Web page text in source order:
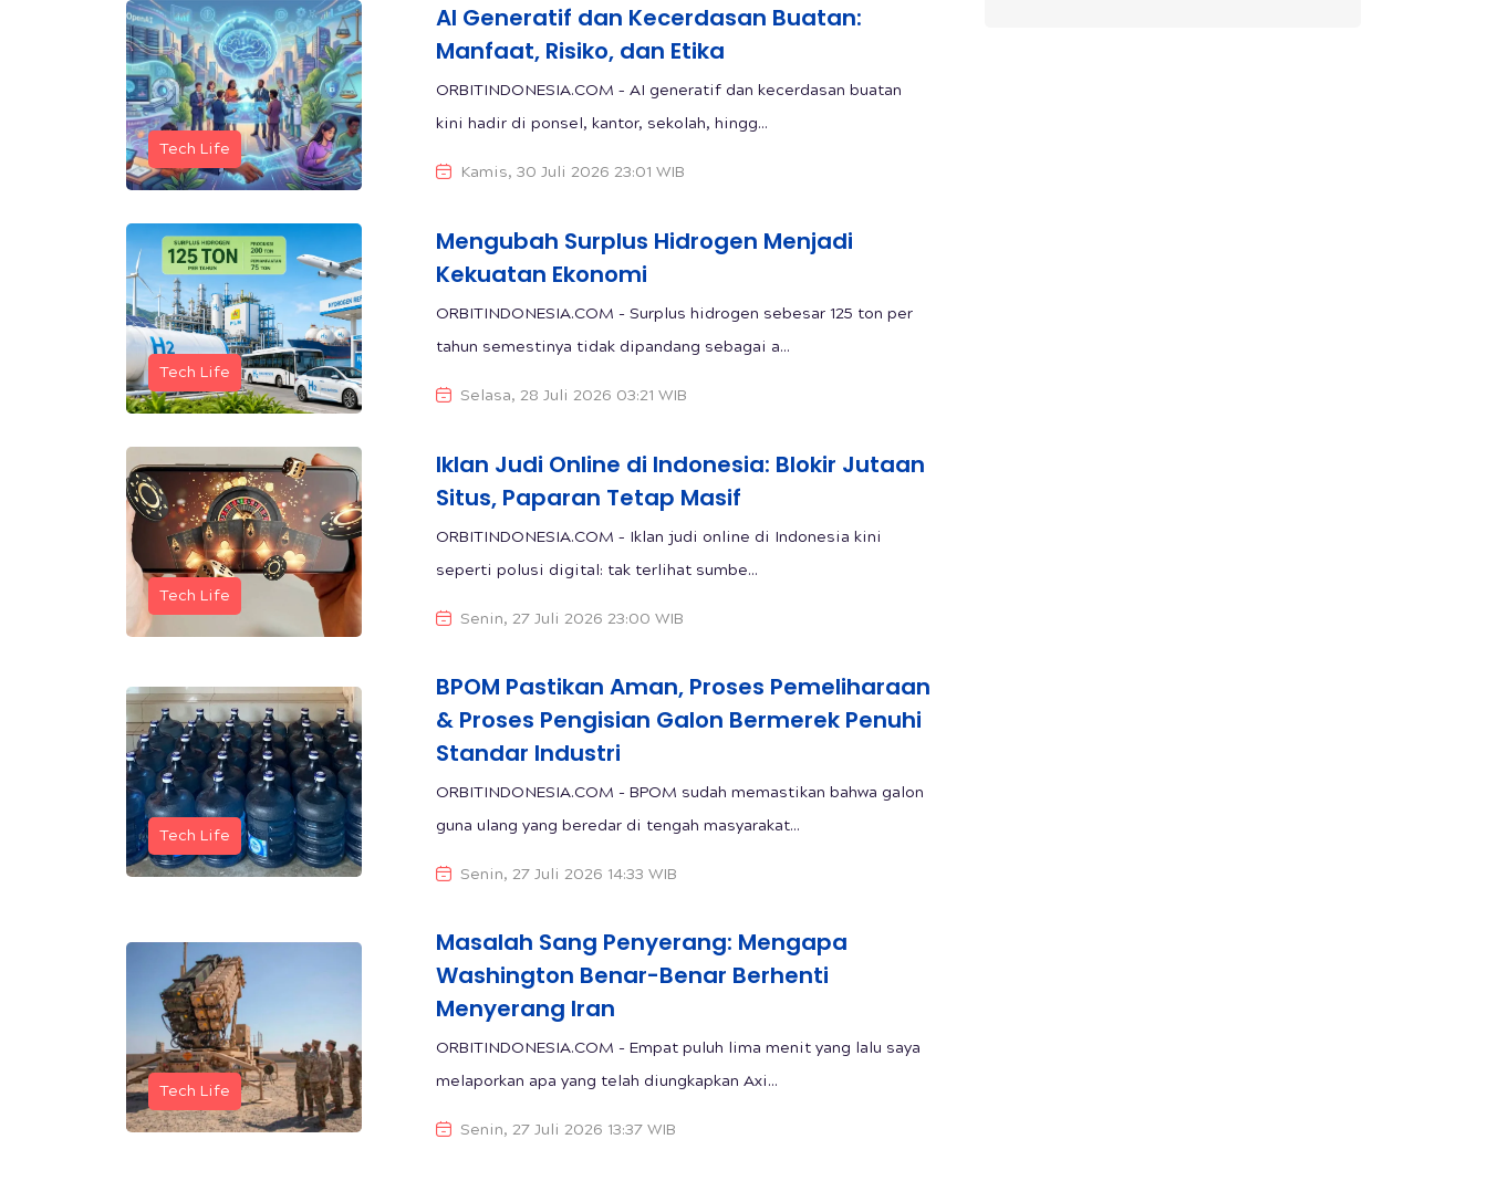
Tech Life
AI Generatif dan Kecerdasan Buatan:
Manfaat, Risiko, dan Etika
ORBITINDONESIA.COM – AI generatif dan kecerdasan buatan
kini hadir di ponsel, kantor, sekolah, hingg...
Kamis, 30 Juli 2026 23:01 WIB
Tech Life
Mengubah Surplus Hidrogen Menjadi
Kekuatan Ekonomi
ORBITINDONESIA.COM - Surplus hidrogen sebesar 125 ton per
tahun semestinya tidak dipandang sebagai a...
Selasa, 28 Juli 2026 03:21 WIB
Tech Life
Iklan Judi Online di Indonesia: Blokir Jutaan
Situs, Paparan Tetap Masif
ORBITINDONESIA.COM – Iklan judi online di Indonesia kini
seperti polusi digital: tak terlihat sumbe...
Senin, 27 Juli 2026 23:00 WIB
Tech Life
BPOM Pastikan Aman, Proses Pemeliharaan
& Proses Pengisian Galon Bermerek Penuhi
Standar Industri
ORBITINDONESIA.COM - BPOM sudah memastikan bahwa galon
guna ulang yang beredar di tengah masyarakat...
Senin, 27 Juli 2026 14:33 WIB
Tech Life
Masalah Sang Penyerang: Mengapa
Washington Benar-Benar Berhenti
Menyerang Iran
ORBITINDONESIA.COM - Empat puluh lima menit yang lalu saya
melaporkan apa yang telah diungkapkan Axi...
Senin, 27 Juli 2026 13:37 WIB